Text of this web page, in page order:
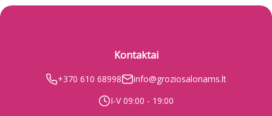
Kontaktai
+370 610 68998
info@groziosalonams.lt
I-V 09:00 - 19:00